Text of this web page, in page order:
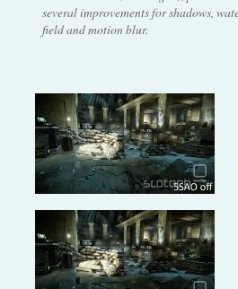
several improvements for shadows,
field and motion blur.